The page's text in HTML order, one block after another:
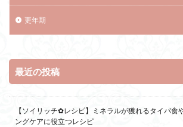
更年期
最近の投稿
【ソイリッチ✿レシピ】ミネラルが獲れるタイパ食
ングケアに役立つレシピ